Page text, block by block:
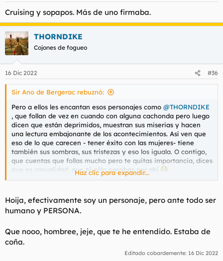
Cruising y sopapos. Más de uno firmaba.
THORNDIKE
Cojones de fogueo
16 Dic 2022 #36
Sir Ano de Bergerac rebuznó:
Pero a ellos les encantan esos personajes como @THORNDIKE
, que follan de vez en cuando con alguna cachonda pero luego
dicen que están deprimidos, muestran sus miserias y hacen
una lectura embajonante de los acontecimientos. Así ven que
eso de lo que carecen - tener éxito con las mujeres- tiene
también sus sombras, sus tristezas y eso los iguala. O contigo,
que cuentas que follas mucho pero te quitas importancia, dices
que es casualidad, que tú sólo pasabas por ahí
bravucón, vacilo un poco, no exhibo tristezas (porque tengo
pocas en mi vida, la verdac), eso me deshumaniza y desde esa
falta de humanidad se pueden permitir odiarme.
Haz clic para expandir...
Hoija, efectivamente soy un personaje, pero ante todo ser
humano y PERSONA.
Que nooo, hombree, jeje, que te he entendido. Estaba de
coña.
Editado cobardemente: 16 Dic 2022